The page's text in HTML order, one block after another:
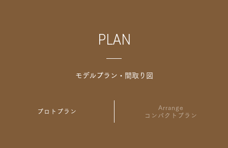
PLAN
モデルプラン・間取り図
プロトプラン
Arrange
コンパクトプラン